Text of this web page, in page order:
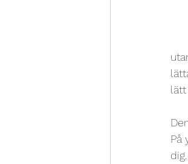
lätt
På
dig.